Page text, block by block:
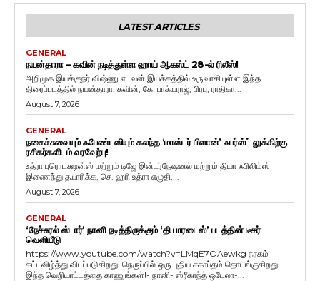
LATEST ARTICLES
GENERAL
நயன்தாரா – கவின் நடித்துள்ள ஹாய் ஆகஸ்ட் 28-ல் ரிலீஸ்!
அறிமுக இயக்குநர் விஷ்ணு எடவன் இயக்கத்தில் உருவாகியுள்ள இந்த
திரைப்படத்தில் நயன்தாரா, கவின், கே. பாக்யராஜ், பிரபு, ராதிகா...
August 7, 2026
GENERAL
நகைச்சுவையும் ஃபேண்டஸியும் கலந்த ‘மாஸ்டர் பிளான்’ ஃபர்ஸ்ட் லுக்கிற்கு
ரசிகர்களிடம் வரவேற்பு!
உத்ரா புரொடக்ஷன்ஸ் மற்றும் டிஜே இன்டர்நேஷனல் மற்றும் தியா ஃபிலிம்ஸ்
இணைந்து தயாரிக்க, செ. ஹரி உத்ரா எழுதி,...
August 7, 2026
GENERAL
‘நேச்சுரல் ஸ்டார்’ நானி நடித்திருக்கும் ‘தி பாரடைஸ்’ படத்தின் டீசர்
வெளியீடு
https://www.youtube.com/watch?v=LMqE7OAewkg நரகம்
கட்டவிழ்த்து விடப்படுகிறது! நெருப்பில் ஒரு புதிய சகாப்தம் தொடங்குகிறது!
இந்த வெறியாட்டத்தை காணுங்கள்!- நானி- ஸ்ரீகாந்த் ஒடேலா-...